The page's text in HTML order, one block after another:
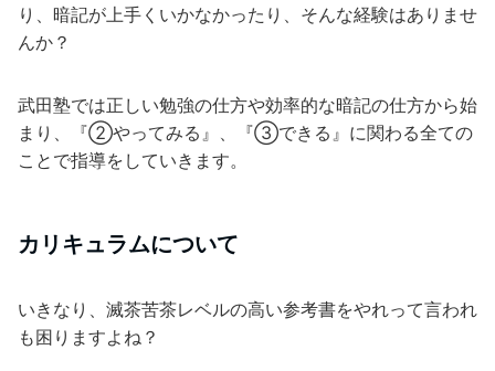
り、暗記が上手くいかなかったり、そんな経験はありませ
んか？
武田塾では正しい勉強の仕方や効率的な暗記の仕方から始
まり、『②やってみる』、『③できる』に関わる全ての
ことで指導をしていきます。
カリキュラムについて
いきなり、滅茶苦茶レベルの高い参考書をやれって言われ
も困りますよね？